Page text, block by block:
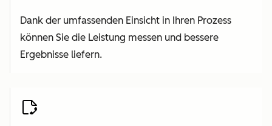
Dank der umfassenden Einsicht in Ihren Prozess
können Sie die Leistung messen und bessere
Ergebnisse liefern.